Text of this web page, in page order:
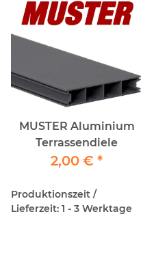
MUSTER Aluminium
Terrassendiele
2,00 € *
Produktionszeit /
Lieferzeit: 1 - 3 Werktage